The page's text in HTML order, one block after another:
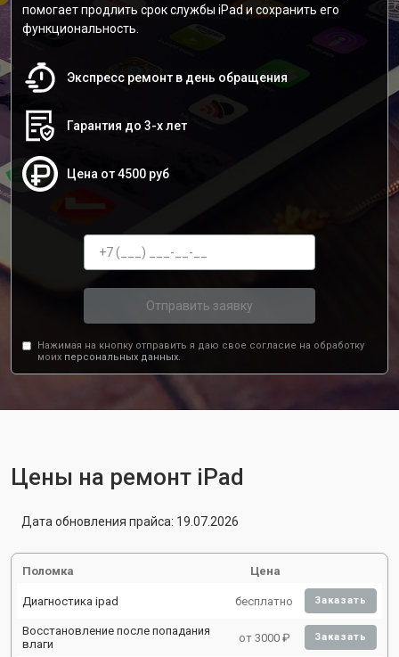
помогает продлить срок службы iPad и сохранить его
функциональность.
Экспресс ремонт в день обращения
Гарантия до 3-х лет
Цена от 4500 руб
Отправить заявку
Нажимая на кнопку отправить я даю свое согласие на обработку
моих персональных данных.
Цены на ремонт iPad
Дата обновления прайса: 19.07.2026
Поломка Цена
Диагностика ipad бесплатно Заказать
Восстановление после попадания
влаги
от 3000 ₽ Заказать